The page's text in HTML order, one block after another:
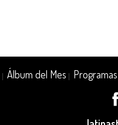
|Álbum del Mes Programas